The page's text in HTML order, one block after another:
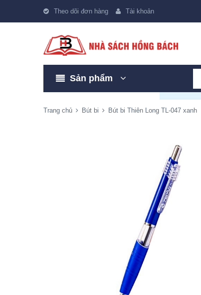
Theo dõi đơn hàng Tài khoản
Sản phẩm
Trang chủ Bút bi Bút bi Thiên Long TL-047 xanh